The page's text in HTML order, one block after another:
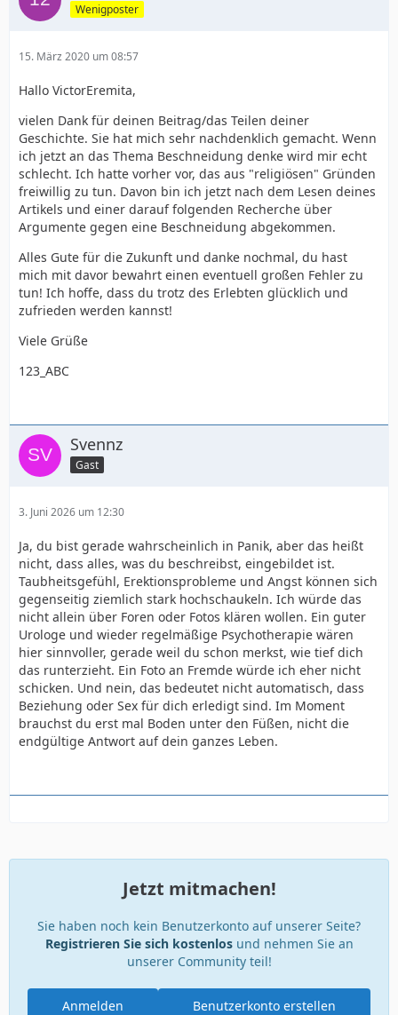
Wenigposter
15. März 2020 um 08:57
Hallo VictorEremita,
vielen Dank für deinen Beitrag/das Teilen deiner
Geschichte. Sie hat mich sehr nachdenklich gemacht. Wenn
ich jetzt an das Thema Beschneidung denke wird mir echt
schlecht. Ich hatte vorher vor, das aus "religiösen" Gründen
freiwillig zu tun. Davon bin ich jetzt nach dem Lesen deines
Artikels und einer darauf folgenden Recherche über
Argumente gegen eine Beschneidung abgekommen.
Alles Gute für die Zukunft und danke nochmal, du hast
mich mit davor bewahrt einen eventuell großen Fehler zu
tun! Ich hoffe, dass du trotz des Erlebten glücklich und
zufrieden werden kannst!
Viele Grüße
123_ABC
Svennz
Gast
3. Juni 2026 um 12:30
Ja, du bist gerade wahrscheinlich in Panik, aber das heißt
nicht, dass alles, was du beschreibst, eingebildet ist.
Taubheitsgefühl, Erektionsprobleme und Angst können sich
gegenseitig ziemlich stark hochschaukeln. Ich würde das
nicht allein über Foren oder Fotos klären wollen. Ein guter
Urologe und wieder regelmäßige Psychotherapie wären
hier sinnvoller, gerade weil du schon merkst, wie tief dich
das runterzieht. Ein Foto an Fremde würde ich eher nicht
schicken. Und nein, das bedeutet nicht automatisch, dass
Beziehung oder Sex für dich erledigt sind. Im Moment
brauchst du erst mal Boden unter den Füßen, nicht die
endgültige Antwort auf dein ganzes Leben.
Jetzt mitmachen!
Sie haben noch kein Benutzerkonto auf unserer Seite?
Registrieren Sie sich kostenlosund nehmen Sie an
unserer Community teil!
Benutzerkonto erstellen
Anmelden